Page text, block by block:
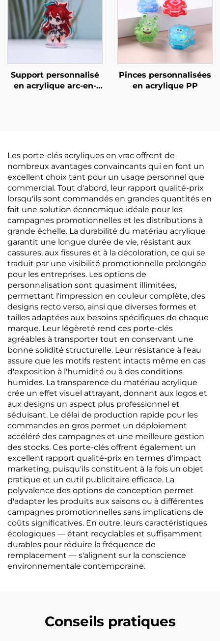
Support personnalisé
en acrylique arc-en-
Pinces personnalisées
en acrylique PP
Les porte-clés acryliques en vrac offrent de
nombreux avantages convaincants qui en font un
excellent choix tant pour un usage personnel que
commercial. Tout d'abord, leur rapport qualité-prix
lorsqu'ils sont commandés en grandes quantités en
fait une solution économique idéale pour les
campagnes promotionnelles et les distributions à
grande échelle. La durabilité du matériau acrylique
garantit une longue durée de vie, résistant aux
cassures, aux fissures et à la décoloration, ce qui se
traduit par une visibilité promotionnelle prolongée
pour les entreprises. Les options de
personnalisation sont quasiment illimitées,
permettant l'impression en couleur complète, des
designs recto verso, ainsi que diverses formes et
tailles adaptées aux besoins spécifiques de chaque
marque. Leur légèreté rend ces porte-clés
agréables à transporter tout en conservant une
bonne solidité structurelle. Leur résistance à l'eau
assure que les motifs restent intacts même en cas
d'exposition à l'humidité ou à des conditions
humides. La transparence du matériau acrylique
crée un effet visuel attrayant, donnant aux logos et
aux designs un aspect plus professionnel et
séduisant. Le délai de production rapide pour les
commandes en gros permet un déploiement
accéléré des campagnes et une meilleure gestion
des stocks. Ces porte-clés offrent également un
excellent rapport qualité-prix en termes d'impact
marketing, puisqu'ils constituent à la fois un objet
pratique et un outil publicitaire efficace. La
polyvalence des options de conception permet
d'adapter les produits aux saisons ou à différentes
campagnes promotionnelles sans implications de
coûts significatives. En outre, leurs caractéristiques
écologiques — étant recyclables et suffisamment
durables pour réduire la fréquence de
remplacement — s'alignent sur la conscience
environnementale contemporaine.
Conseils pratiques